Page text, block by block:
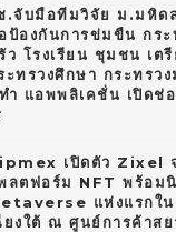
.จับมือทีมวิจัย ม.มหิด
ป้องกันการข่มขืน กระ
ว โรงเรียน ชุมชน เต
ะทรวงศึกษา กระทรว
ำ แอพพลิเคชั่น เปิดช่
เปิดตัว Zixel
ลตฟอร์ม NFT พร้อม
แห่งแรกใน
ยงใต้ ณ ศูนย์การค้าส